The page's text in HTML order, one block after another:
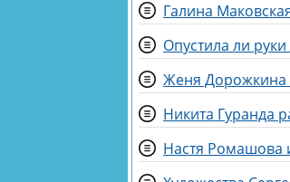
Опустила ли
Женя Дорожкина
Никита Гуранда
Настя Ромашова